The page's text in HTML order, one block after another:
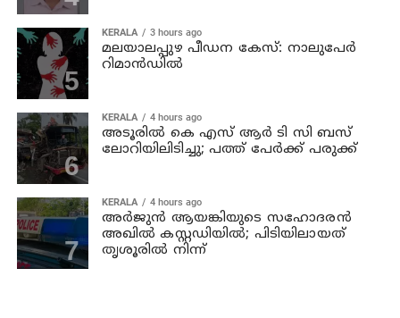
KERALA 3 hours ago
മലയാലപ്പുഴ പീഡന കേസ്: നാലുപേര്‍
റിമാന്‍ഡില്‍
KERALA 4 hours ago
അടൂരില്‍ കെ എസ് ആര്‍ ടി സി ബസ്
ലോറിയിലിടിച്ചു; പത്ത് പേര്‍ക്ക് പരുക്ക്
KERALA 4 hours ago
അര്‍ജുന്‍ ആയങ്കിയുടെ സഹോദരന്‍
അഖില്‍ കസ്റ്റഡിയില്‍; പിടിയിലായത്
തൃശൂരില്‍ നിന്ന്